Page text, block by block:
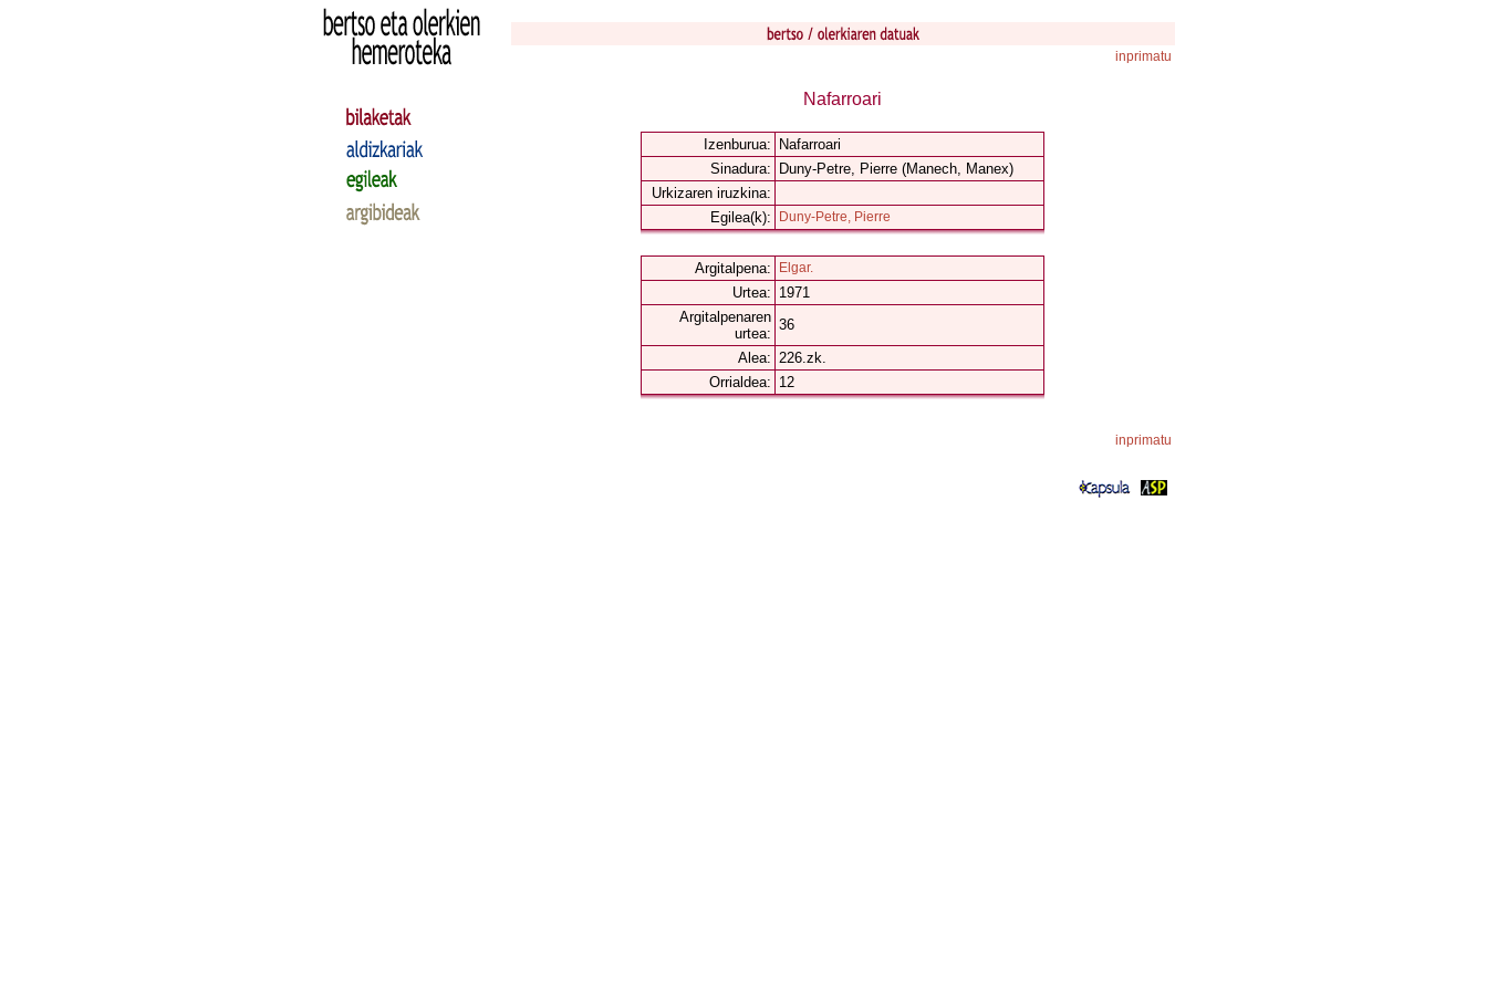
inprimatu
Nafarroari
Izenburua:
Nafarroari
Sinadura:
Duny-Petre, Pierre (Manech, Manex)
Urkizaren iruzkina:
Egilea(k):
Duny-Petre, Pierre
Argitalpena: Elgar.
Urtea: 1971
Argitalpenaren
urtea:
36
Alea: 226.zk.
Orrialdea: 12
inprimatu